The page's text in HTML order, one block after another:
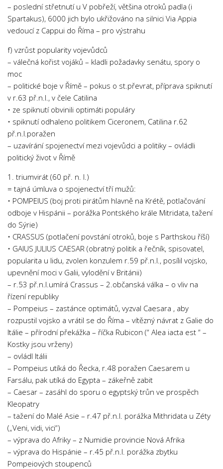
– poslední střetnutí u V pobřeží, většina otroků padla (i
Spartakus), 6000 jich bylo ukřižováno na silnici Via Appia
vedoucí z Cappui do Říma – pro výstrahu
f) vzrůst popularity vojevůdců
– válečná kořist vojáků – kladli požadavky senátu, spory o
moc
– politické boje v Římě – pokus o st.převrat, příprava spiknutí
v r.63 př.n.l., v čele Catilina
• ze spiknutí obvinili optimáti populáry
• spiknutí odhaleno politikem Ciceronem, Catilina r.62
př.n.l.poražen
– uzavírání spojenectví mezi vojevůdci a politiky – ovládli
politický život v Římě
1. triumvirát (60 př. n. l.)
= tajná úmluva o spojenectví tří mužů:
• POMPEIUS (boj proti pirátům hlavně na Krétě, potlačování
odboje v Hispánii – porážka Pontského krále Mitridata, tažení
do Sýrie)
• CRASSUS (potlačení povstání otroků, boje s Parthskou říší)
• GAIUS JULIUS CAESAR (obratný politik a řečník, spisovatel,
popularita u lidu, zvolen konzulem r.59 př.n.l., posílil vojsko,
upevnění moci v Galii, vylodění v Británii)
– r.53 př.n.l.umírá Crassus – 2.občanská válka – o vliv na
řízení republiky
– Pompeius – zastánce optimátů, vyzval Caesara , aby
rozpustil vojsko a vrátil se do Říma – vítězný návrat z Galie do
Itálie – přírodní překážka – říčka Rubicon (“ Alea iacta est “ –
Kostky jsou vrženy)
– ovládl Itálii
– Pompeius utíká do Řecka, r.48 poražen Caesarem u
Farsálu, pak utíká do Egypta – zákeřně zabit
– Caesar – zasáhl do sporu o egyptský trůn ve prospěch
Kleopatry
– tažení do Malé Asie – r.47 př.n.l. porážka Mithridata u Zéty
(„Veni, vidi, vici“)
– výprava do Afriky – z Numidie provincie Nová Afrika
– výprava do Hispánie – r.45 př.n.l. porážka zbytku
Pompeiových stoupenců